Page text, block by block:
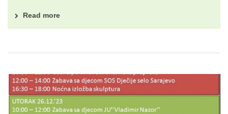
Read more